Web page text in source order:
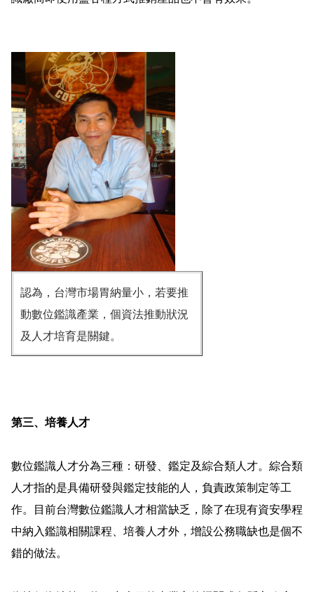
認為，台灣市場胃納量小，若要推
動數位鑑識產業，個資法推動狀況
及人才培育是關鍵。
第三、培養人才
數位鑑識人才分為三種：研發、鑑定及綜合類人才。綜合類
人才指的是具備研發與鑑定技能的人，負責政策制定等工
作。目前台灣數位鑑識人才相當缺乏，除了在現有資安學程
中納入鑑識相關課程、培養人才外，增設公務職缺也是個不
錯的做法。